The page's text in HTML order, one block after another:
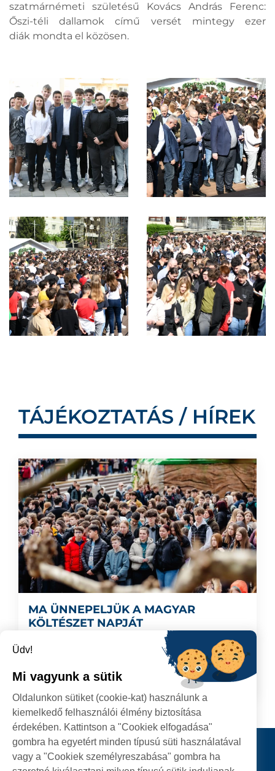
szatmárnémeti születésű Kovács András Ferenc:
Őszi-téli dallamok című versét mintegy ezer
diák mondta el közösen.
TÁJÉKOZTATÁS / HÍREK
MA ÜNNEPELJÜK A MAGYAR
KÖLTÉSZET NAPJÁT
Több száz diák szavalta együtt Radnóti
versét a Batthyány (Coposu) sétányon.
2025.04.11
TOVÁBB
Kapcsolat
KÖVESSENEK
Üdv!
Mi vagyunk a sütik
Oldalunkon sütiket (cookie-kat) használunk a
kiemelkedő felhasználói élmény biztosítása
érdekében. Kattintson a "Cookiek elfogadása"
gombra ha egyetért minden típusú süti használatával
vagy a "Cookiek személyreszabása" gombra ha